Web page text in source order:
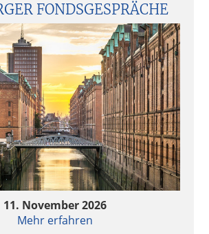
FONDSGESPRÄCHE
11. November 2026
Mehr erfahren